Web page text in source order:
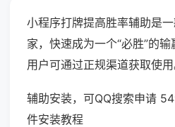
小程序打牌提高胜率辅助是
家，快速成为一个“必胜”的
用户可通过正规渠道获取使用
辅助安装，可QQ搜索申请
件安装教程